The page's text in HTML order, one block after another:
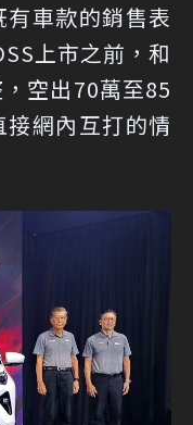
車款的銷售表
上市之前，和
空出70萬至85
網內互打的情